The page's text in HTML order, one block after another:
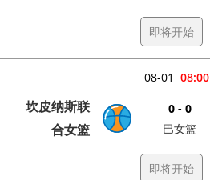
即将开始
08:00
08-01
坎皮纳斯联
合女篮
0 - 0
巴女篮
即将开始